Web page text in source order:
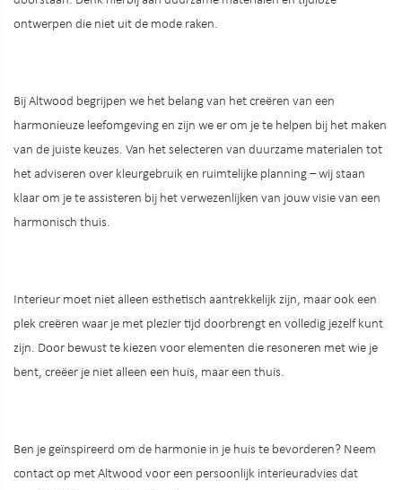
ontwerpen die niet uit de mode raken.
Bij Altwood begrijpen we het belang van het creëren van een
harmonieuze leefomgeving en zijn we er om je te helpen bij het maken
van de juiste keuzes. Van het selecteren van duurzame materialen tot
het adviseren over kleurgebruik en ruimtelijke planning – wij staan
klaar om je te assisteren bij het verwezenlijken van jouw visie van een
harmonisch thuis.
Interieur moet niet alleen esthetisch aantrekkelijk zijn, maar ook een
plek creëren waar je met plezier tijd doorbrengt en volledig jezelf kunt
zijn. Door bewust te kiezen voor elementen die resoneren met wie je
bent, creëer je niet alleen een huis, maar een thuis.
Ben je geïnspireerd om de harmonie in je huis te bevorderen? Neem
contact op met Altwood voor een persoonlijk interieuradvies dat